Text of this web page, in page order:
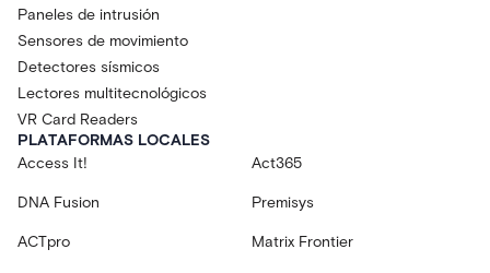
Paneles de intrusión
Sensores de movimiento
Detectores sísmicos
Lectores multitecnológicos
VR Card Readers
PLATAFORMAS LOCALES
Access It!
Act365
DNA Fusion Premisys
ACTpro Matrix Frontier